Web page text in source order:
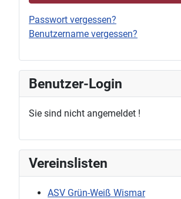
Passwort vergessen?
Benutzername vergessen?
Benutzer-Login
Sie sind nicht angemeldet !
Vereinslisten
ASV Grün-Weiß Wismar